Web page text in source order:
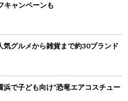
キャンペーンも
グルメから雑貨まで約30ブランド
で子ども向け“恐竜エアコスチュー